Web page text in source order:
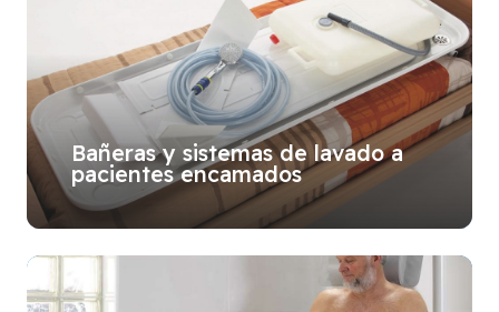
Bañeras y sistemas de lavado a
pacientes encamados